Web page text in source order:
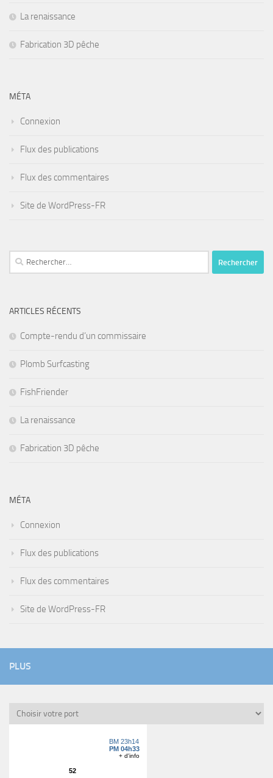
La renaissance
Fabrication 3D pêche
MÉTA
Connexion
Flux des publications
Flux des commentaires
Site de WordPress-FR
Rechercher :
ARTICLES RÉCENTS
Compte-rendu d’un commissaire
Plomb Surfcasting
FishFriender
La renaissance
Fabrication 3D pêche
MÉTA
Connexion
Flux des publications
Flux des commentaires
Site de WordPress-FR
PLUS